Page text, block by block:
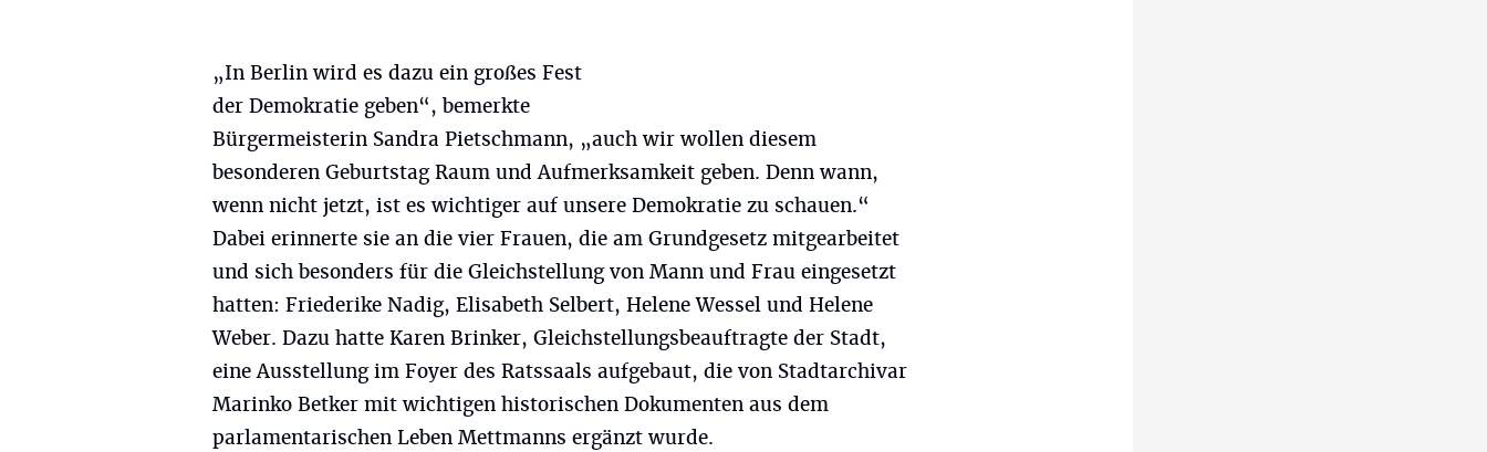
„In Berlin wird es dazu ein großes Fest
der Demokratie geben“, bemerkte
Bürgermeisterin Sandra Pietschmann, „auch wir wollen diesem
besonderen Geburtstag Raum und Aufmerksamkeit geben. Denn wann,
wenn nicht jetzt, ist es wichtiger auf unsere Demokratie zu schauen.“
Dabei erinnerte sie an die vier Frauen, die am Grundgesetz mitgearbeitet
und sich besonders für die Gleichstellung von Mann und Frau eingesetzt
hatten: Friederike Nadig, Elisabeth Selbert, Helene Wessel und Helene
Weber. Dazu hatte Karen Brinker, Gleichstellungsbeauftragte der Stadt,
eine Ausstellung im Foyer des Ratssaals aufgebaut, die von Stadtarchivar
Marinko Betker mit wichtigen historischen Dokumenten aus dem
parlamentarischen Leben Mettmanns ergänzt wurde.